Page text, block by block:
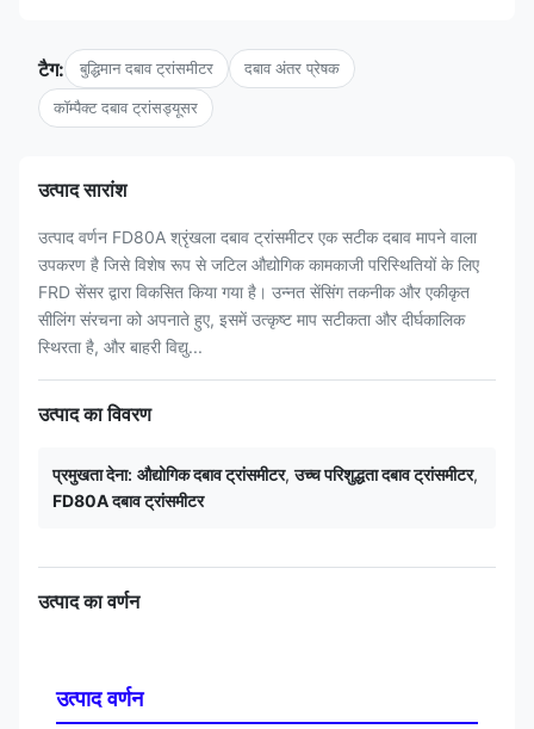
टैग: बुद्धिमान दबाव ट्रांसमीटर दबाव अंतर प्रेषक
कॉम्पैक्ट दबाव ट्रांसड्यूसर
उत्पाद सारांश
उत्पाद वर्णन FD80A श्रृंखला दबाव ट्रांसमीटर एक सटीक दबाव मापने वाला
उपकरण है जिसे विशेष रूप से जटिल औद्योगिक कामकाजी परिस्थितियों के लिए
FRD सेंसर द्वारा विकसित किया गया है। उन्नत सेंसिंग तकनीक और एकीकृत
सीलिंग संरचना को अपनाते हुए, इसमें उत्कृष्ट माप सटीकता और दीर्घकालिक
स्थिरता है, और बाहरी विद्यु...
उत्पाद का विवरण
प्रमुखता देना: औद्योगिक दबाव ट्रांसमीटर,उच्च परिशुद्धता दबाव ट्रांसमीटर,
FD80A दबाव ट्रांसमीटर
उत्पाद का वर्णन
उत्पाद वर्णन